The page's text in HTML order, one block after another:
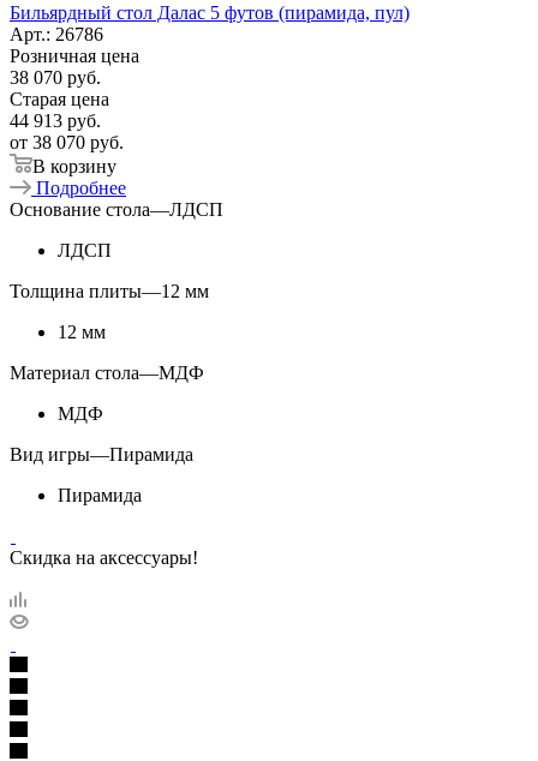
Бильярдный стол Далас 5 футов (пирамида, пул)
Арт.: 26786
Розничная цена
38 070 руб.
Старая цена
44 913 руб.
от 38 070 руб.
В корзину
Подробнее
Основание стола—ЛДСП
ЛДСП
Толщина плиты—12 мм
12 мм
Материал стола—МДФ
МДФ
Вид игры—Пирамида
Пирамида
Скидка на аксессуары!